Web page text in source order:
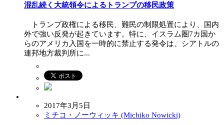
混乱続く大統領令によるトランプの移民政策
トランプ政権による移民、難民の制限処置により、国内
外で強い反発が起きています。特に、イスラム圏7カ国か
らのアメリカ入国を一時的に禁止する発令は、シアトルの
連邦地方裁判所に...
2017年3月5日
ミチコ・ノーウィッキ (Michiko Nowicki)